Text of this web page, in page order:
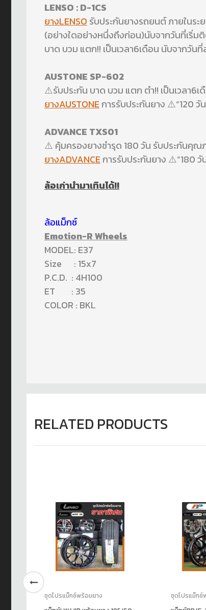
LENSO : D-1CS
ยางLENSO รับประกันยางรถยนต์ ภายในระ
(อย่างใดอย่างหนึ่งถึงก่อน)นับจากวันที่เริ่
บาด บวม แตก!! เป็นเวลา6เดือน นับจากวันที่
AUSTONE SP-602
⚠️รับประกัน บาด บวม แตก ตำ!! เป็นเวลา6
ยางAUSTONEการรับประกันยาง ⚠️“120 วั
ADVANCE TXS01
⚠️ คุ้มครองยางชำรุด 180 วัน รับประกันคุณ
ยางADVANCEการรับประกันยาง ⚠️“180 วั
ล้อเก่านำมาเทินได้!!
ล้อแม็กซ์
Emotion-R Wheels
MODEL: E37
Size : 15x7
P.C.D. : 4H100
ET : 35
COLOR : BKL
RELATED PRODUCTS
ชุดโปรแม็กซ์พร้อมยาง ชุดโปรแม็กซ์